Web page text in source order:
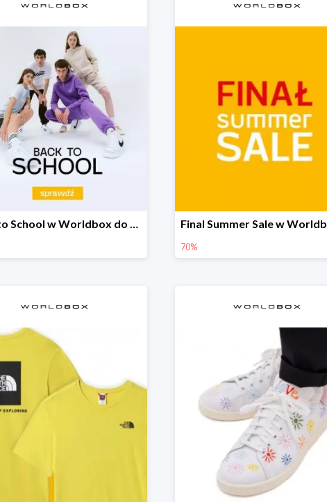
Back to School w Worldbox do -40%
70%